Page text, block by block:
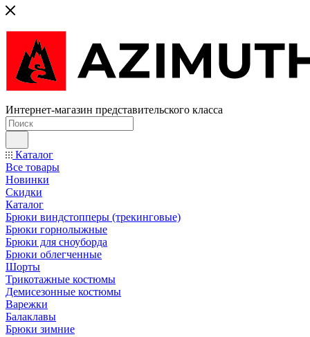
Интернет-магазин представительского класса
Каталог
Все товары
Новинки
Скидки
Каталог
Брюки виндстопперы (трекинговые)
Брюки горнолыжные
Брюки для сноуборда
Брюки облегченные
Шорты
Трикотажные костюмы
Демисезонные костюмы
Варежки
Балаклавы
Брюки зимние